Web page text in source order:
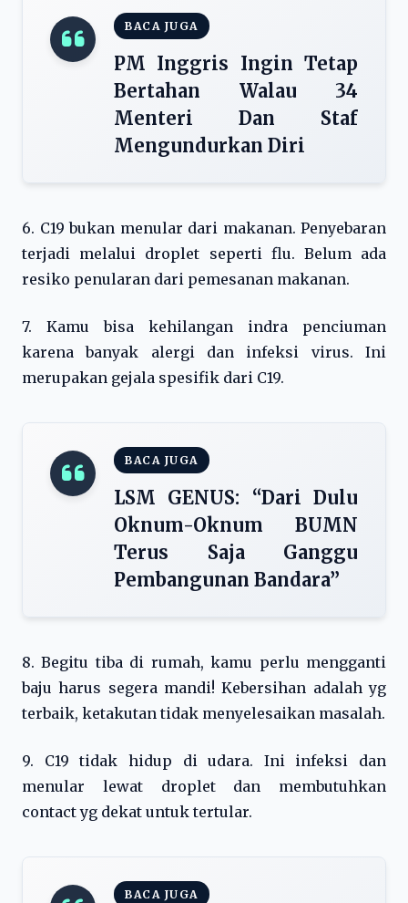
BACA JUGA
PM Inggris Ingin Tetap
Bertahan Walau 34
Menteri Dan Staf
Mengundurkan Diri
6. C19 bukan menular dari makanan. Penyebaran
terjadi melalui droplet seperti flu. Belum ada
resiko penularan dari pemesanan makanan.
7. Kamu bisa kehilangan indra penciuman
karena banyak alergi dan infeksi virus. Ini
merupakan gejala spesifik dari C19.
BACA JUGA
LSM GENUS: “Dari Dulu
Oknum-Oknum BUMN
Terus Saja Ganggu
Pembangunan Bandara”
8. Begitu tiba di rumah, kamu perlu mengganti
baju harus segera mandi! Kebersihan adalah yg
terbaik, ketakutan tidak menyelesaikan masalah.
9. C19 tidak hidup di udara. Ini infeksi dan
menular lewat droplet dan membutuhkan
contact yg dekat untuk tertular.
BACA JUGA